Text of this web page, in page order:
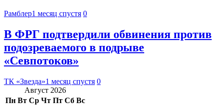
Рамблер1 месяц спустя 0
В ФРГ подтвердили обвинения против
подозреваемого в подрыве
«Севпотоков»
ТК «Звезда»1 месяц спустя 0
Август 2026
Пн Вт Ср Чт Пт Сб Вс